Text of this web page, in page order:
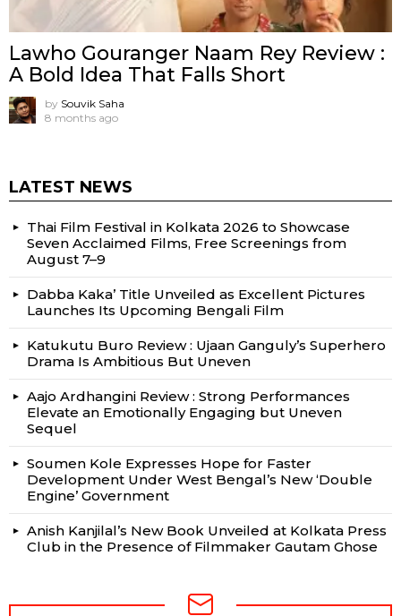
Lawho Gouranger Naam Rey Review :
A Bold Idea That Falls Short
by Souvik Saha
8 months ago
LATEST NEWS
Thai Film Festival in Kolkata 2026 to Showcase
Seven Acclaimed Films, Free Screenings from
August 7–9
Dabba Kaka’ Title Unveiled as Excellent Pictures
Launches Its Upcoming Bengali Film
Katukutu Buro Review : Ujaan Ganguly’s Superhero
Drama Is Ambitious But Uneven
Aajo Ardhangini Review : Strong Performances
Elevate an Emotionally Engaging but Uneven
Sequel
Soumen Kole Expresses Hope for Faster
Development Under West Bengal’s New ‘Double
Engine’ Government
Anish Kanjilal’s New Book Unveiled at Kolkata Press
Club in the Presence of Filmmaker Gautam Ghose